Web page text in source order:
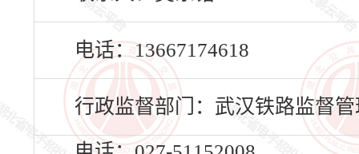
电话：13667174618
行政监督部门：武汉铁路监督管